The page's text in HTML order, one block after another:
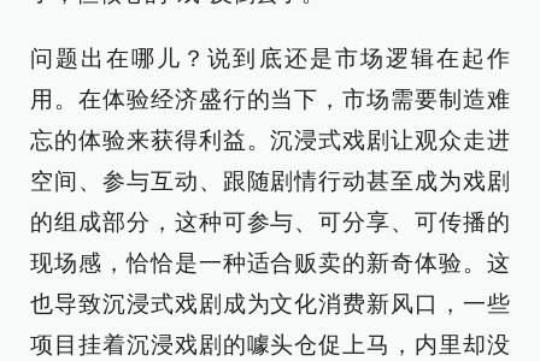
问题出在哪儿？说到底还是市场逻辑在起作
用。在体验经济盛行的当下，市场需要制造难
忘的体验来获得利益。沉浸式戏剧让观众走进
空间、参与互动、跟随剧情行动甚至成为戏剧
的组成部分，这种可参与、可分享、可传播的
现场感，恰恰是一种适合贩卖的新奇体验。这
也导致沉浸式戏剧成为文化消费新风口，一些
项目挂着沉浸戏剧的噱头仓促上马，内里却没